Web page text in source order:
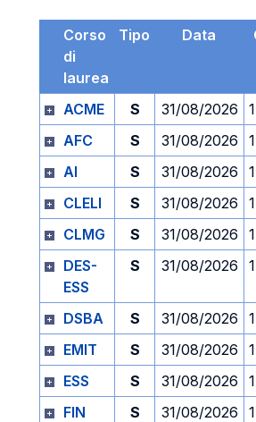
Corso
di
laurea
Tipo Data
ACME S 31/08/2026
AFC
S 31/08/2026
AI
S 31/08/2026
CLELI
S 31/08/2026
CLMG
S 31/08/2026
DES-
ESS
S 31/08/2026
DSBA S 31/08/2026
EMIT
S 31/08/2026
ESS
S 31/08/2026
FIN
S 31/08/2026